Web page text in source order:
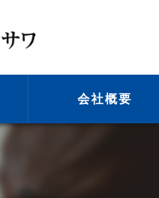
会社概要